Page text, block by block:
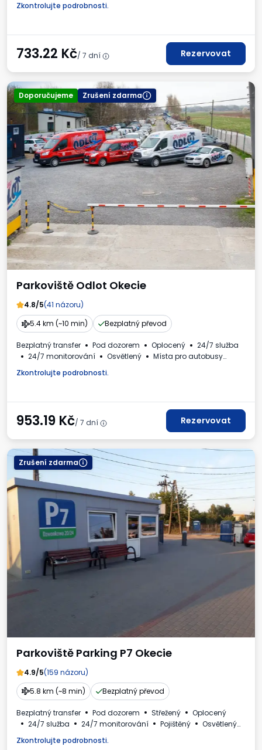
Zkontrolujte podrobnosti.
733.22 Kč/ 7 dní Rezervovat
Doporučujeme Zrušení zdarma
Parkoviště Odlot Okecie
4.8/5(41 názoru)
5.4 km (~10 min)
Bezplatný převod
Bezplatný transfer Pod dozorem Oplocený
24/7 služba
24/7 monitorování
Osvětlený
Místa pro autobusy
Fakturaod obsluhy parkoviště.
Zkontrolujte podrobnosti.
953.19 Kč/ 7 dní Rezervovat
Zrušení zdarma
Parkoviště Parking P7 Okecie
4.9/5(159 názoru)
5.8 km (~8 min)
Bezplatný převod
Bezplatný transfer Pod dozorem Střežený
Oplocený
24/7 služba
24/7 monitorování Pojištěný
Osvětlený
Zkontrolujte podrobnosti.